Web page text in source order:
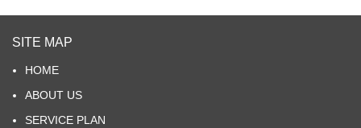
SITE MAP
HOME
ABOUT US
SERVICE PLAN